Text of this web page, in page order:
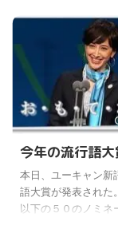
￣;) 別に驚かなくて
うけどね。 申し込め
し込んだらいいと思
で・・・。(￣∀￣;)
今まで、ワールド
ごいな〜と実感がも
たのは、まず、血統
次元神界、守護霊交
ツボ開けのセット。
基本豆木の特別豆木
前のお盆供養、星差
生霊救霊、御霊修復
今年の流行語
本日、ユーキャン新
語大賞が発表された
以下の５０のノミネ